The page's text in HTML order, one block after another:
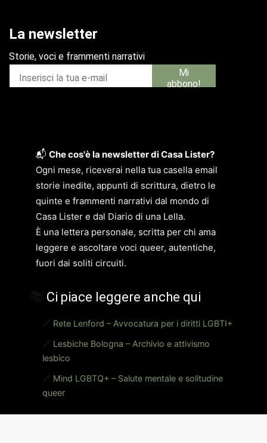
📬 Che cos'è la newsletter di Casa Lister?
Ogni mese, riceverai nella tua casella email
storie inedite, appunti di scrittura, dietro le
quinte e frammenti narrativi dal mondo di
Casa Lister e dal Diario di una Lella.
È una lettera personale, scritta per chi ama
leggere e ascoltare voci queer, autentiche,
fuori dai soliti circuiti.
Ci piace leggere anche qui
🔗 Rete Lenford – Avvocatura per i diritti LGBTI+
🔗 Lesbiche Bologna – Archivio e attivismo
lesbico
🔗 Mind LGBTQ+ – Salute mentale e solitudine
queer